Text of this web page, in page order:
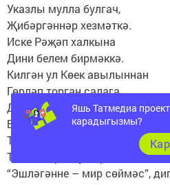
Указлы мулла булгач,
Җибәргәннәр хезмәткә.
Иске Рәҗәп халкына
Дини белем бирмәккә.
Килгән ул Көек авылыннан
Гөрләп торган салага.
Дөньяви белемне дә,
Биргән ул һәр балага.
Татар күргән хәсрәт-газап
Төшмидер лә ул күктән.
“Эшләгәнне – мир сөймәс”,
Яшь Татмедиа
карадыгызмы?